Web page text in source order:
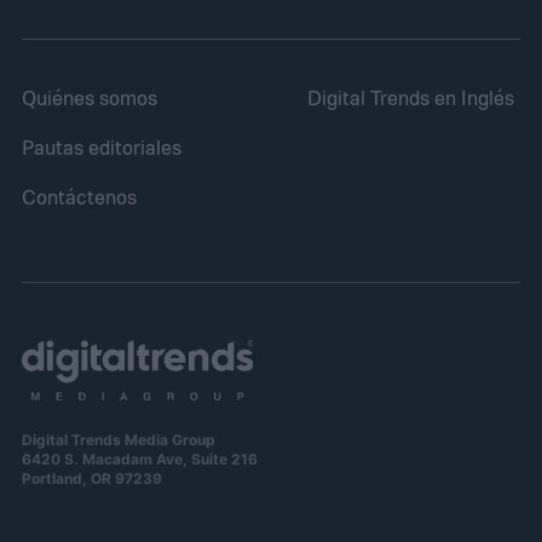
Quiénes somos
Pautas editoriales
Contáctenos
Digital Trends en Inglés
Digital Trends Media Group
6420 S. Macadam Ave, Suite 216
Portland, OR 97239